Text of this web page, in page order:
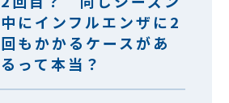
中にインフルエンザに2
回もかかるケースがあ
るって本当？